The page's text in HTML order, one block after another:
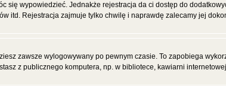
się wypowiedzieć. Jednakże rejestracja da ci dostęp do
itd. Rejestracja zajmuje tylko chwilę i naprawdę zalecamy jej
zawsze wylogowywany po pewnym czasie. To zapobiega
z publicznego komputera, np. w bibliotece, kawiarni